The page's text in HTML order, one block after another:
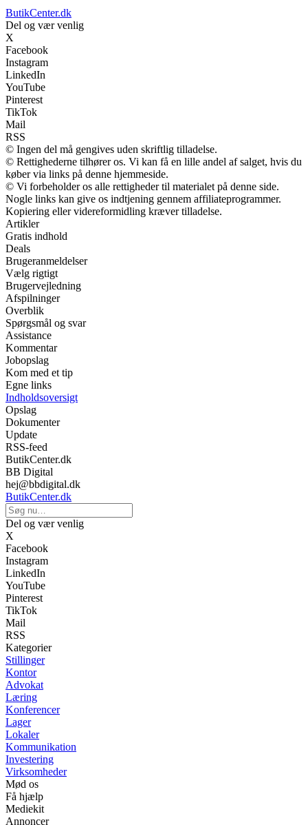
ButikCenter.dk
Del og vær venlig
X
Facebook
Instagram
LinkedIn
YouTube
Pinterest
TikTok
Mail
RSS
© Ingen del må gengives uden skriftlig tilladelse.
© Rettighederne tilhører os. Vi kan få en lille andel af salget, hvis du
køber via links på denne hjemmeside.
© Vi forbeholder os alle rettigheder til materialet på denne side.
Nogle links kan give os indtjening gennem affiliateprogrammer.
Kopiering eller videreformidling kræver tilladelse.
Artikler
Gratis indhold
Deals
Brugeranmeldelser
Vælg rigtigt
Brugervejledning
Afspilninger
Overblik
Spørgsmål og svar
Assistance
Kommentar
Jobopslag
Kom med et tip
Egne links
Indholdsoversigt
Opslag
Dokumenter
Update
RSS-feed
ButikCenter.dk
BB Digital
hej@bbdigital.dk
ButikCenter.dk
Del og vær venlig
X
Facebook
Instagram
LinkedIn
YouTube
Pinterest
TikTok
Mail
RSS
Kategorier
Stillinger
Kontor
Advokat
Læring
Konferencer
Lager
Lokaler
Kommunikation
Investering
Virksomheder
Mød os
Få hjælp
Mediekit
Annoncer